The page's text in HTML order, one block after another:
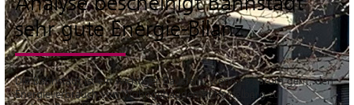
sehr gute Energie-Bilanz
Die Bahnstadt ist ein wichtiger Baustein, wenn es darum geht, den
Energieverbrauch von Wohngebäuden in Heidelberg zu